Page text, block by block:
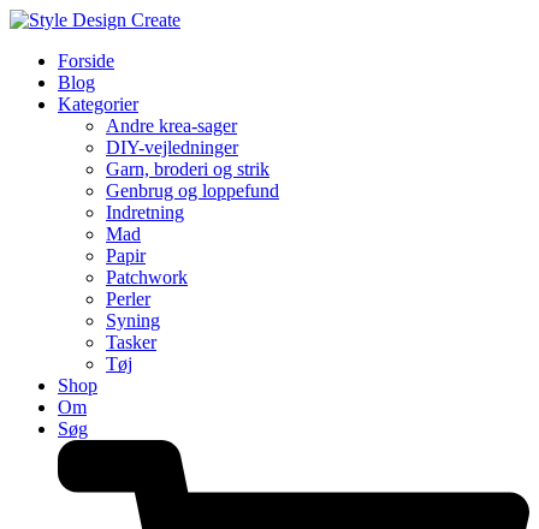
Forside
Blog
Kategorier
Andre krea-sager
DIY-vejledninger
Garn, broderi og strik
Genbrug og loppefund
Indretning
Mad
Papir
Patchwork
Perler
Syning
Tasker
Tøj
Shop
Om
Søg